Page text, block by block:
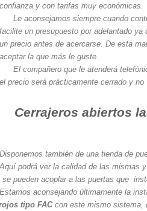
confianza y con tarifas muy económicas.
Le aconsejamos siempre cuando
facilite un presupuesto por adelantado
un precio antes de acercarse. De esta
aceptar la que más le guste.
El compañero que le atenderá
el precio será prácticamente cerrado y
Cerrajeros abiertos
Disponemos también de una tienda de
Aquí podrá ver la calidad de las mismas
se pueden acoplar a las puertas que
Estamos aconsejando últimamente la
tipo FACcon este mismo sistema,